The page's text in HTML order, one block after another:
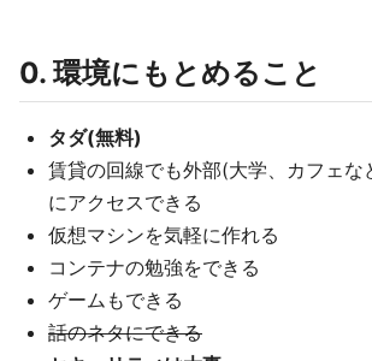
0. 環境にもとめること
タダ(無料)
賃貸の回線でも外部(大学、カフェな
にアクセスできる
仮想マシンを気軽に作れる
コンテナの勉強をできる
ゲームもできる
話のネタにできる